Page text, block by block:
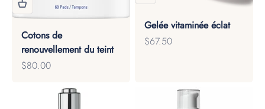
Cotons de
renouvellement du teint
Prix de vente
$80.00
Gelée vitaminée éclat
Prix de vente
$67.50